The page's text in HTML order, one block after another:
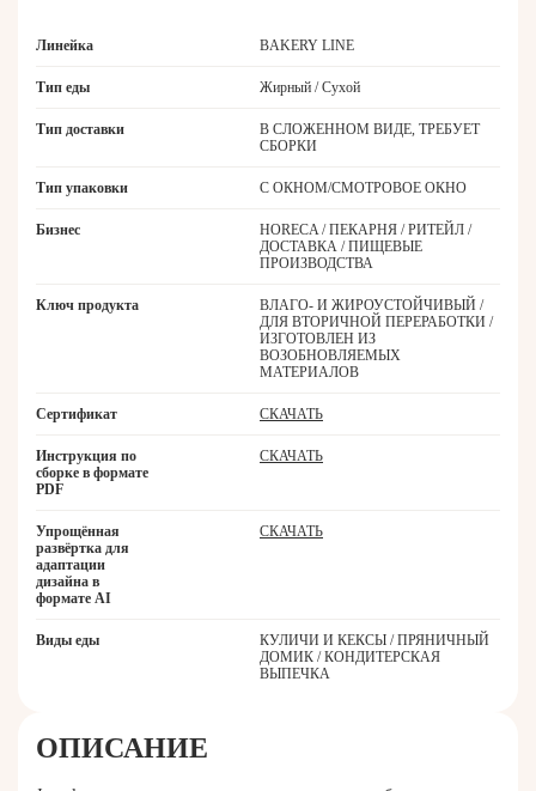
Линейка BAKERY LINE
Тип еды Жирный / Сухой
Тип доставки
В СЛОЖЕННОМ ВИДЕ, ТРЕБУЕТ
СБОРКИ
Тип упаковки С ОКНОМ/СМОТРОВОЕ ОКНО
Бизнес
HORECA / ПЕКАРНЯ / РИТЕЙЛ /
ДОСТАВКА / ПИЩЕВЫЕ
ПРОИЗВОДСТВА
Ключ продукта
ВЛАГО- И ЖИРОУСТОЙЧИВЫЙ /
ДЛЯ ВТОРИЧНОЙ ПЕРЕРАБОТКИ /
ИЗГОТОВЛЕН ИЗ
ВОЗОБНОВЛЯЕМЫХ
МАТЕРИАЛОВ
Сертификат СКАЧАТЬ
Инструкция по
сборке в формате
PDF
СКАЧАТЬ
Упрощённая
развёртка для
адаптации
дизайна в
формате AI
СКАЧАТЬ
Виды еды
КУЛИЧИ И КЕКСЫ / ПРЯНИЧНЫЙ
ДОМИК / КОНДИТЕРСКАЯ
ВЫПЕЧКА
ОПИСАНИЕ